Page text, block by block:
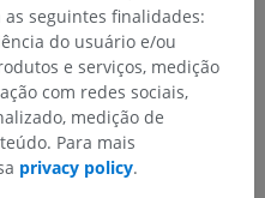
seguintes finalidades:
do usuário e/ou
e serviços, medição
com redes sociais,
medição de
Para mais
privacy policy.